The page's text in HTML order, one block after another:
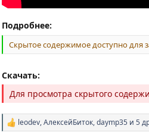
Подробнее:
Скрытое содержимое доступно для
Скачать:
Для просмотра скрытого
Р
leodev,АлексейБиток,daymp35 и 5